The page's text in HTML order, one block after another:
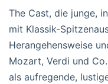
The Cast, die junge,
mit Klassik-
Herangehensweise
Mozart, Verdi und
als aufregende,